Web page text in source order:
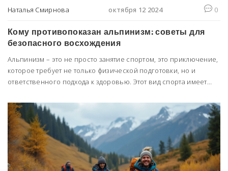
Наталья Смирнова октября 12 2024 0
Кому противопоказан альпинизм: советы для
безопасного восхождения
Альпинизм – это не просто занятие спортом, это приключение,
которое требует не только физической подготовки, но и
ответственного подхода к здоровью. Этот вид спорта имеет
каждому, кто собирается покорить вершины. В статье вы
узнаете, кому лучше избегать восхождения, какие меры
безопасности необходимо соблюдать и на что обратить
внимание ради сохранения здоровья. Эти советы помогут вам
наслаждаться горами, избежав неприятных последствий.